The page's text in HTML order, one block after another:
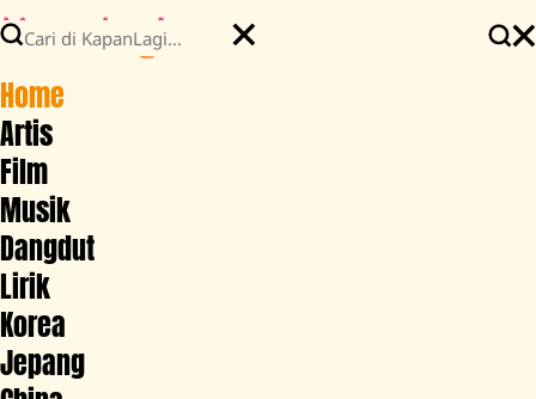
Home
Artis
Film
Musik
Dangdut
Lirik
Korea
Jepang